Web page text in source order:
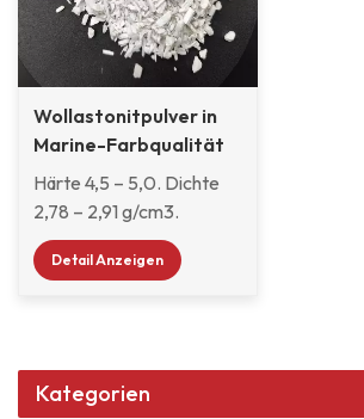
Wollastonitpulver in
Marine-Farbqualität
Härte 4,5 – 5,0. Dichte
2,78 – 2,91 g/cm3.
Wollastonit eignet sich
für flüssige Industrie- und
Bautenanstriche, um
glattere Filme und eine
Detail Anzeigen
Kategorien